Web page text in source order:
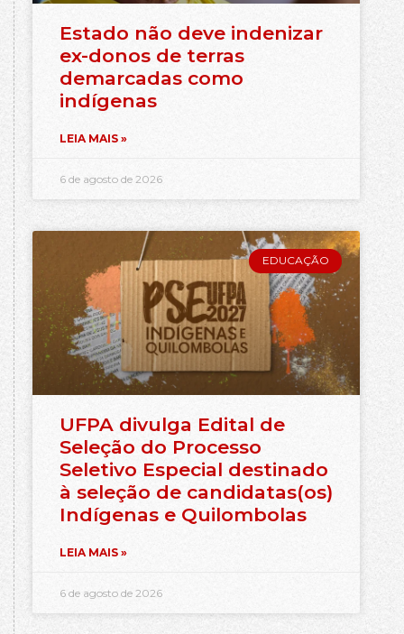
Estado não deve indenizar
ex-donos de terras
demarcadas como
indígenas
LEIA MAIS »
6 de agosto de 2026
EDUCAÇÃO
UFPA divulga Edital de
Seleção do Processo
Seletivo Especial destinado
à seleção de candidatas(os)
Indígenas e Quilombolas
LEIA MAIS »
6 de agosto de 2026